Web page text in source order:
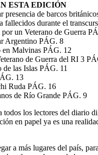
ESTA EDICIÓN
presencia de barcos
fallecidos durante el
un Veterano de Guerra
Argentino PÁG. 8
en Malvinas PÁG. 12
de Guerra del RI 3
las Islas PÁG. 11
13
Ruda PÁG. 16
de Río Grande PÁG. 9
los lectores del diario
en papel ya es una
a más lugares del país,